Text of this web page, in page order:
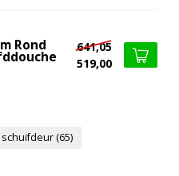
Rond
641,05
519,00
(65)